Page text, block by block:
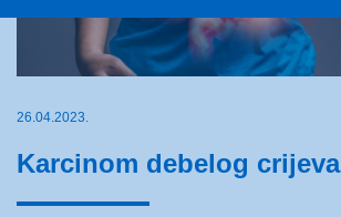
26.04.2023.
Karcinom debelog crijeva